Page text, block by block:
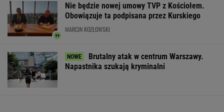
Nie będzie nowej umowy TVP z Kościołem.
Obowiązuje ta podpisana przez Kurskiego
MARCIN KOZŁOWSKI
Brutalny atak w centrum Warszawy.
Napastnika szukają kryminalni